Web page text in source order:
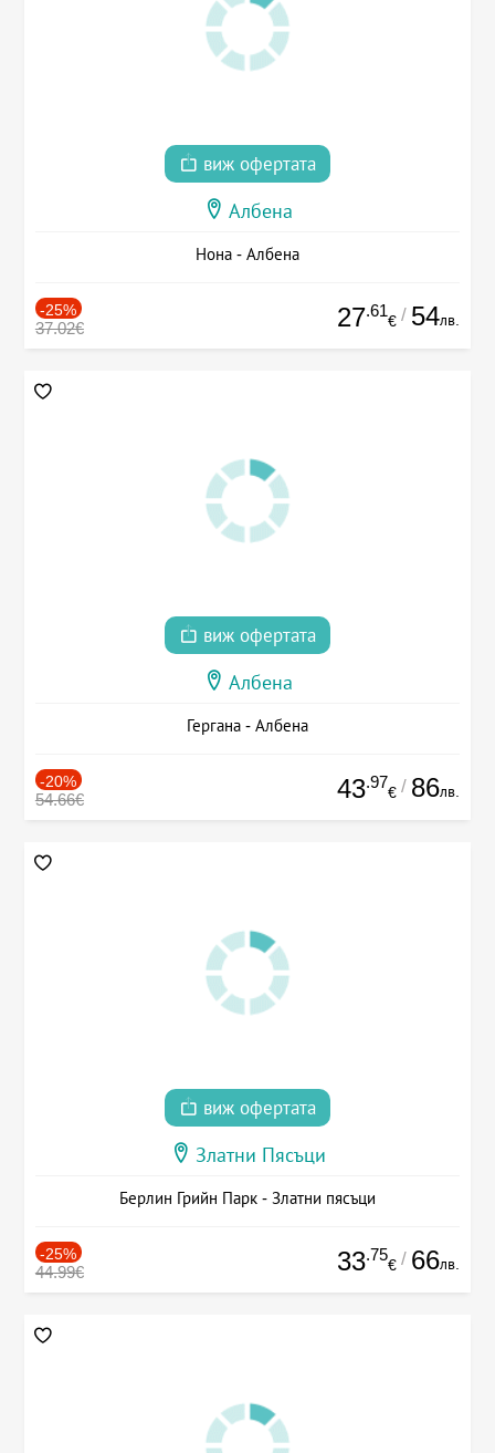
виж офертата
Албена
Нона - Албена
-25%
37.02€ 27.61
€ / 54лв.
виж офертата
Албена
Гергана - Албена
-20%
54.66€ 43.97
€ / 86лв.
виж офертата
Златни Пясъци
Берлин Грийн Парк - Златни пясъци
-25%
44.99€ 33.75
€ / 66лв.